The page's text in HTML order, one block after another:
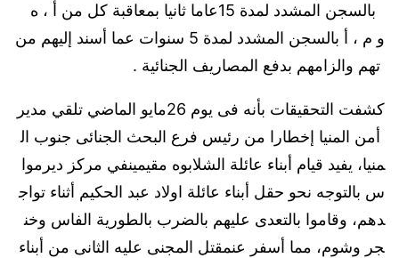
بالسجن المشدد لمدة 15عاما ثانيا بمعاقبة كل من أ ، ه
و م ، أ بالسجن المشدد لمدة 5 سنوات عما أسند إليهم من
تهم والزامهم بدفع المصاريف الجنائية .
كشفت التحقيقات بأنه فى يوم 26مايو الماضي تلقي مدير
أمن المنيا إخطارا من رئيس فرع البحث الجنائى جنوب ال
منيا، يفيد قيام أبناء عائلة الشلابوه مقيمينفي مركز ديرموا
س بالتوجه نحو حقل أبناء عائلة اولاد عبد الحكيم أثناء تواج
دهم، وقاموا بالتعدى عليهم بالضرب بالطورية الفاس وخن
جر وشوم، مما أسفر عنمقتل المجنى عليه الثانى من أبناء